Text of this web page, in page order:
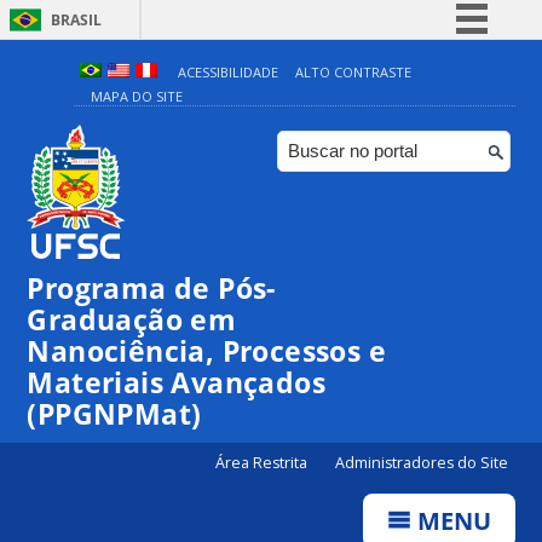
BRASIL
Simplifique!
Comunica BR
Participe
ACESSIBILIDADE
ALTO CONTRASTE
MAPA DO SITE
Programa de Pós-
Graduação em
Nanociência, Processos e
Materiais Avançados
(PPGNPMat)
Área Restrita Administradores do Site
MENU
01:00